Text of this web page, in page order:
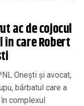
ac de cojocul
în care Robert
Onești și avocat,
bărbatul care a
complexul